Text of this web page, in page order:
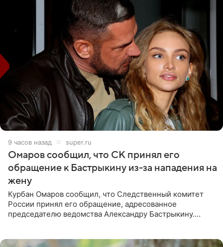
9 часов назад super.ru
Омаров сообщил, что СК принял его
обращение к Бастрыкину из-за нападения на
жену
Курбан Омаров сообщил, что Следственный комитет
России принял его обращение, адресованное
председателю ведомства Александру Бастрыкину.